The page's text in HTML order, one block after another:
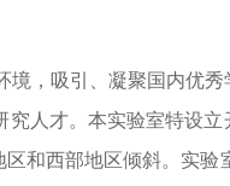
，吸引、凝聚国内优
人才。本实验室特设
和西部地区倾斜。实验